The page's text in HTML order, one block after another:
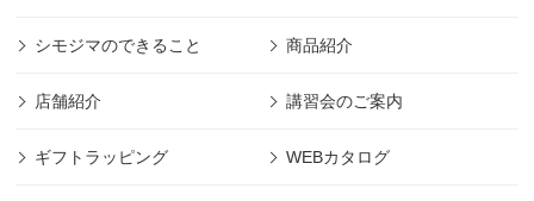
シモジマのできること 商品紹介
店舗紹介 講習会のご案内
ギフトラッピング WEBカタログ